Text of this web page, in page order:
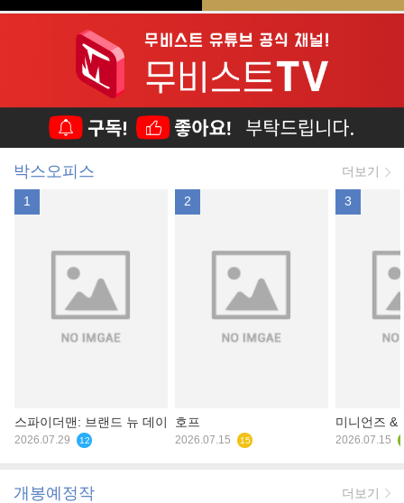
박스오피스 더보기
1
스파이더맨: 브랜드 뉴 데이
2026.07.29 12
2
호프
2026.07.15 15
3
미니언즈 &
2026.07.15
개봉예정작 더보기